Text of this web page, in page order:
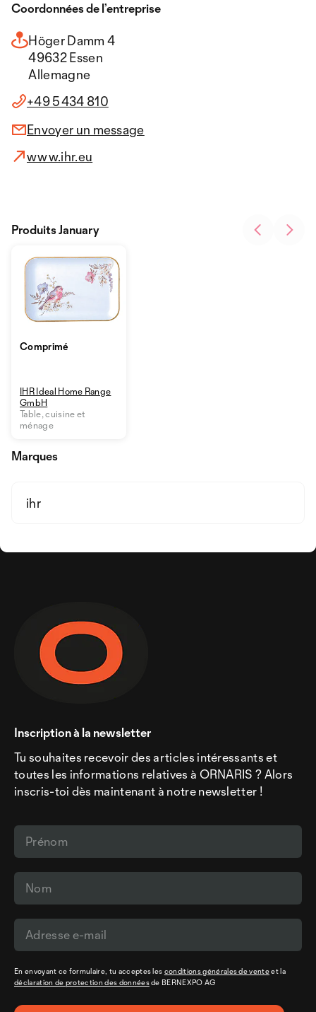
Coordonnées de l’entreprise
Höger Damm 4
49632 Essen
Allemagne
+49 5434 810
Envoyer un message
www.ihr.eu
Comprimé
IHR Ideal Home Range
GmbH
Table, cuisine et
ménage
Produits January
Marques
ihr
Inscription à la newsletter
Tu souhaites recevoir des articles intéressants et
toutes les informations relatives à ORNARIS ? Alors
inscris-toi dès maintenant à notre newsletter !
En envoyant ce formulaire, tu acceptes les conditions générales de venteet la
déclaration de protection des donnéesde BERNEXPO AG